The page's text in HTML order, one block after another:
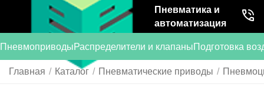
Пневматика и
автоматизация
ПневмоприводыРаспределители и клапаныПодготовка
Главная / Каталог / Пневматические приводы /